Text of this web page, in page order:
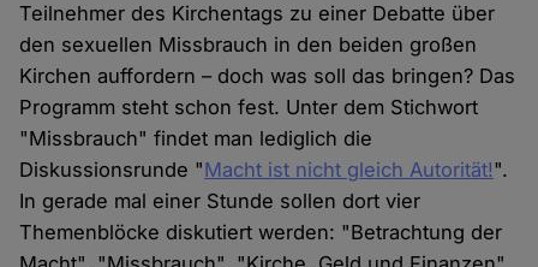
Teilnehmer des Kirchentags zu einer Debatte über
den sexuellen Missbrauch in den beiden großen
Kirchen auffordern – doch was soll das bringen? Das
Programm steht schon fest. Unter dem Stichwort
"Missbrauch" findet man lediglich die
Diskussionsrunde "Macht ist nicht gleich Autorität!".
In gerade mal einer Stunde sollen dort vier
Themenblöcke diskutiert werden: "Betrachtung der